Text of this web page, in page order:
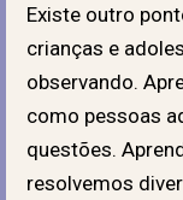
Existe outro
crianças e
observando.
como pessoas
questões.
resolvemos